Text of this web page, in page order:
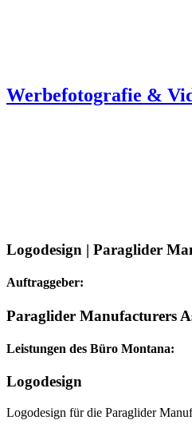
Werbefotografie &
Logodesign | Paraglider
Auftraggeber:
Paraglider Manufacturers
Leistungen des Büro Montana:
Logodesign
Logodesign für die Paraglider